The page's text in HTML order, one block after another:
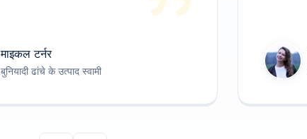
माइकल टर्नर
बुनियादी ढांचे के उत्पाद स्वामी